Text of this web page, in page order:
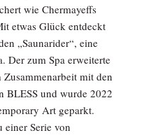
wie Chermayeffs
etwas Glück entdeckt
„Saunarider“, eine
Der zum Spa erweiterte
mit den
BLESS und wurde 2022
Art geparkt.
einer Serie von